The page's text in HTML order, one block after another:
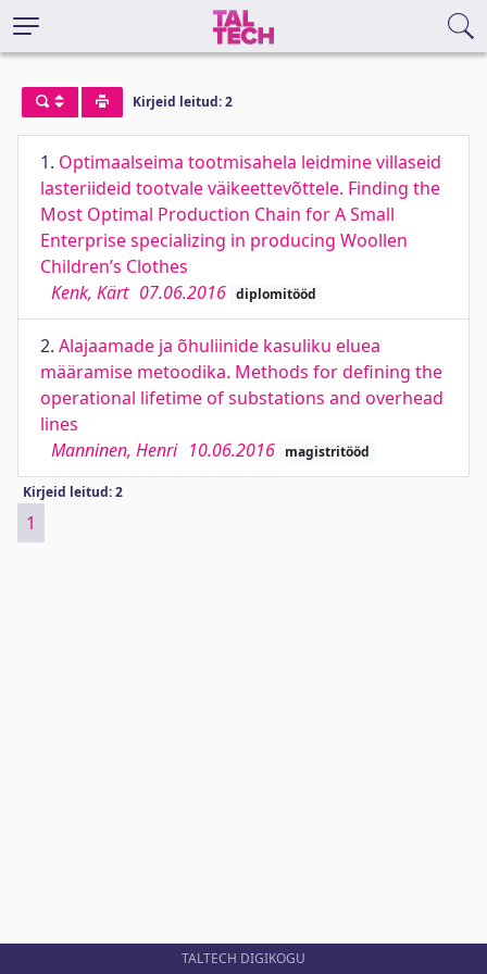
Kirjeid leitud: 2
1. Optimaalseima tootmisahela leidmine villaseid
lasteriideid tootvale väikeettevõttele. Finding the
Most Optimal Production Chain for A Small
Enterprise specializing in producing Woollen
Children’s Clothes
Kenk, Kärt 07.06.2016 diplomitööd
2. Alajaamade ja õhuliinide kasuliku eluea
määramise metoodika. Methods for defining the
operational lifetime of substations and overhead
lines
Manninen, Henri 10.06.2016 magistritööd
Kirjeid leitud: 2
1
TALTECH DIGIKOGU